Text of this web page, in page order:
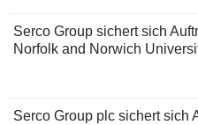
Serco Group sichert sich
Norfolk and Norwich
Serco Group plc sichert sich